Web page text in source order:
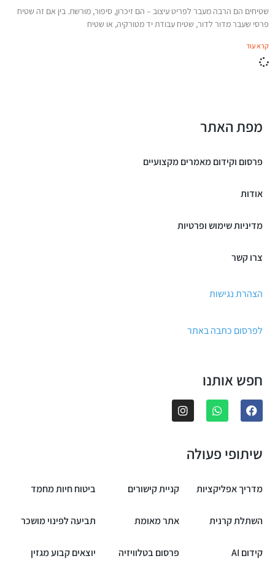
שטיחים הם הרבה מעבר לפריט עיצוב – הם זיכרון, סיפור, מורשת. בין אם זה שטיח
פרסי שעבר מדור לדור, שטיח עבודת יד מטורקיה, או שטיח
קרא עוד
מפת האתר
פרסום וקידום מאמרים מקצועיים
אודות
מדיניות שימוש ופרטיות
צרו קשר
הצהרת נגישות
לפרסום כתבה באתר
חפש אותנו
שיתופי פעולה
מדריך אפליקציות קניית קישורים ביטוח חיות מחמד
השתלת קרנית אתר מאומת תביעה לפינוי מושכר
קידום AI פרסום בטלוויזיה יוצאים קבוע מגזין